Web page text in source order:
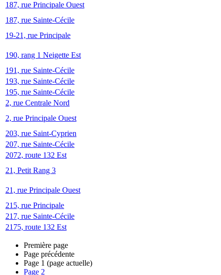
187, rue Principale Ouest
187, rue Sainte-Cécile
19-21, rue Principale
190, rang 1 Neigette Est
191, rue Sainte-Cécile
193, rue Sainte-Cécile
195, rue Sainte-Cécile
2, rue Centrale Nord
2, rue Principale Ouest
203, rue Saint-Cyprien
207, rue Sainte-Cécile
2072, route 132 Est
21, Petit Rang 3
21, rue Principale Ouest
215, rue Principale
217, rue Sainte-Cécile
2175, route 132 Est
Première page
Page précédente
Page 1 (page actuelle)
Page 2